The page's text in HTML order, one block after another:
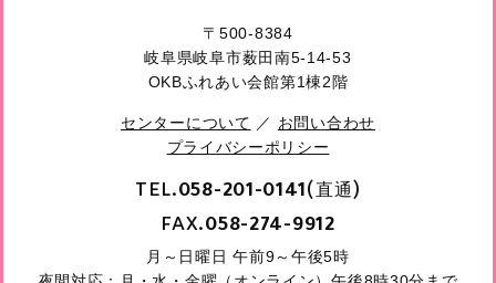
〒500-8384
岐阜県岐阜市薮田南5-14-53
OKBふれあい会館第1棟2階
センターについて ／ お問い合わせ
プライバシーポリシー
TEL.058-201-0141(直通)
FAX.058-274-9912
月～日曜日 午前9～午後5時